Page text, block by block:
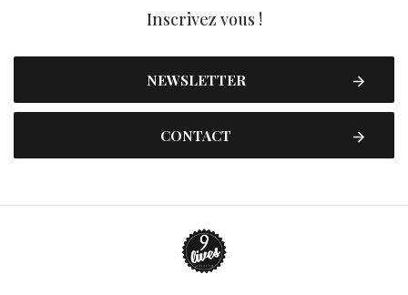
Inscrivez vous !
NEWSLETTER
CONTACT